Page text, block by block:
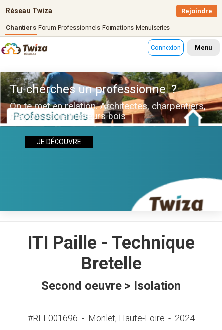
Réseau Twiza
Chantiers Forum Professionnels Formations Menuiseries
Rejoindre
Connexion Menu
Tu cherches un professionnel ?
On te met en relation. Architectes, charpentiers,
maçons, constructeurs bois
JE DÉCOUVRE
ITI Paille - Technique
Bretelle
Second oeuvre > Isolation
#REF001696 - Monlet, Haute-Loire - 2024